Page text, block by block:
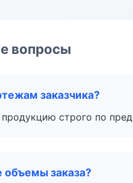
вопросы
заказчика?
строго по
заказа?